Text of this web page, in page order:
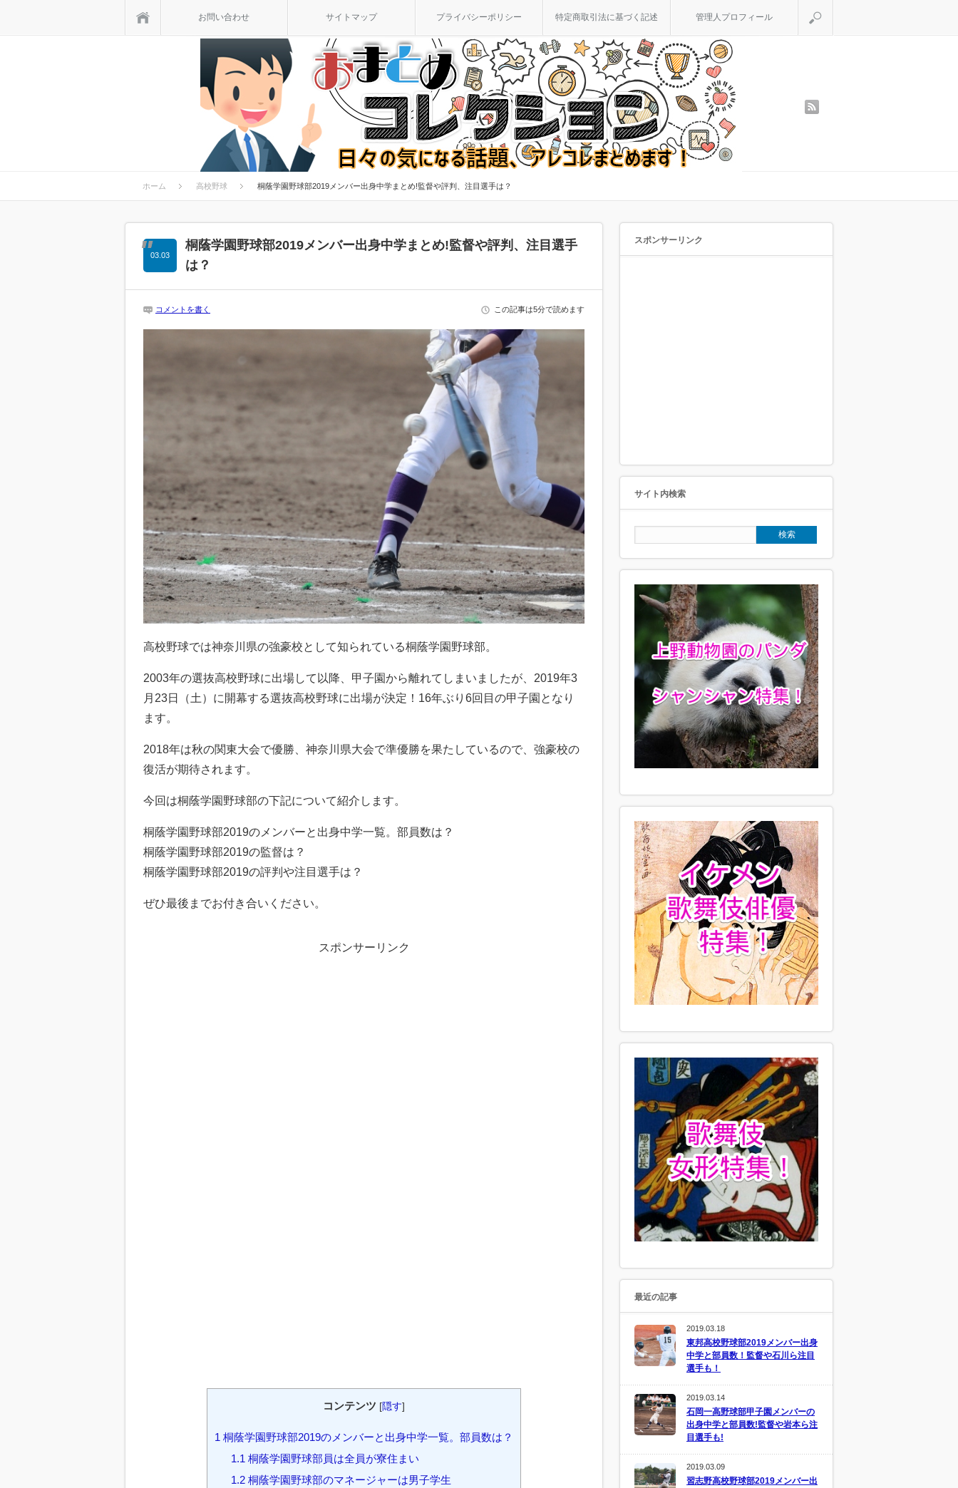
お問い合わせ サイトマップ プライバシーポリシー 特定商取引法に基づく記述 管理人プロフィール
ホーム 高校野球 桐蔭学園野球部2019メンバー出身中学まとめ!監督や評判、注目選手は？
桐蔭学園野球部2019メンバー出身中学まとめ!監督や評判、注目選手
は？
03.03
コメントを書く この記事は5分で読めます
高校野球では神奈川県の強豪校として知られている桐蔭学園野球部。
2003年の選抜高校野球に出場して以降、甲子園から離れてしまいましたが、2019年3
月23日（土）に開幕する選抜高校野球に出場が決定！16年ぶり6回目の甲子園となり
ます。
2018年は秋の関東大会で優勝、神奈川県大会で準優勝を果たしているので、強豪校の
復活が期待されます。
今回は桐蔭学園野球部の下記について紹介します。
桐蔭学園野球部2019のメンバーと出身中学一覧。部員数は？
桐蔭学園野球部2019の監督は？
桐蔭学園野球部2019の評判や注目選手は？
ぜひ最後までお付き合いください。
スポンサーリンク
コンテンツ [隠す]
1 桐蔭学園野球部2019のメンバーと出身中学一覧。部員数は？
1.1 桐蔭学園野球部員は全員が寮住まい
1.2桐蔭学園野球部のマネージャーは男子学生
スポンサーリンク
サイト内検索
最近の記事
2019.03.18
東邦高校野球部2019メンバー出身
中学と部員数！監督や石川ら注目
選手も！
2019.03.14
石岡一高野球部甲子園メンバーの
出身中学と部員数!監督や岩本ら注
目選手も!
2019.03.09
習志野高校野球部2019メンバー出